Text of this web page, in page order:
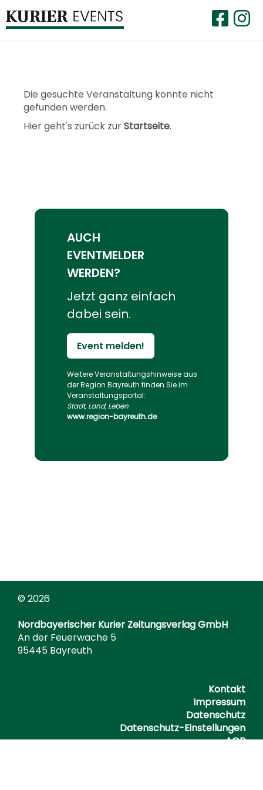
Die gesuchte Veranstaltung konnte nicht
gefunden werden.
Hier geht's zurück zurStartseite.
AUCH
EVENTMELDER
WERDEN?
Jetzt ganz einfach
dabei sein.
Event melden!
Weitere Veranstaltungs­hinweise aus
der Region Bayreuth finden Sie im
Veranstaltungs­portal:
Stadt, Land, Leben
www.region-bayreuth.de
© 2026
Nordbayerischer Kurier Zeitungsverlag GmbH
An der Feuerwache 5
95445 Bayreuth
Kontakt
Impressum
Datenschutz
Datenschutz-Einstellungen
AGB